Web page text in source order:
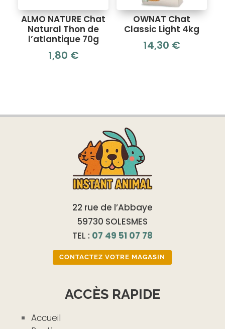
ALMO NATURE Chat
Natural Thon de
l’atlantique 70g
1,80 €
OWNAT Chat
Classic Light 4kg
14,30 €
22 rue de l’Abbaye
59730 SOLESMES
TEL : 07 49 51 07 78
CONTACTEZ VOTRE MAGASIN
ACCÈS RAPIDE
Accueil